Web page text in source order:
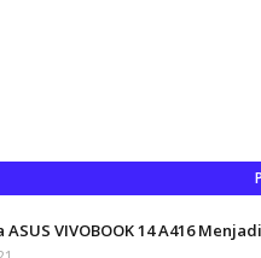
VIVOBOOK 14 A416